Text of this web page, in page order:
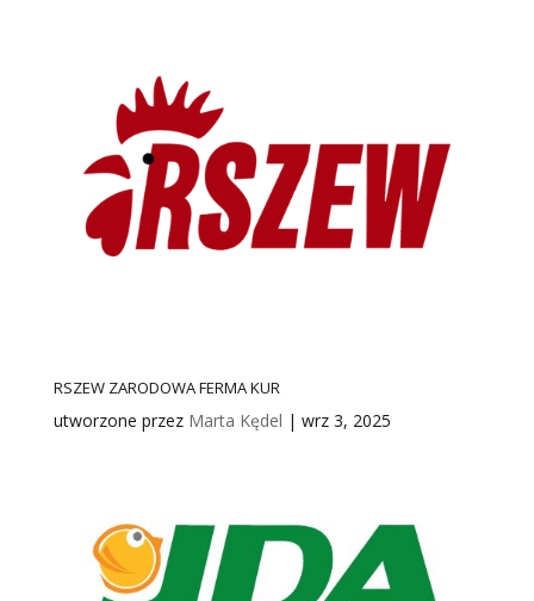
RSZEW ZARODOWA FERMA KUR
utworzone przez Marta Kędel | wrz 3, 2025